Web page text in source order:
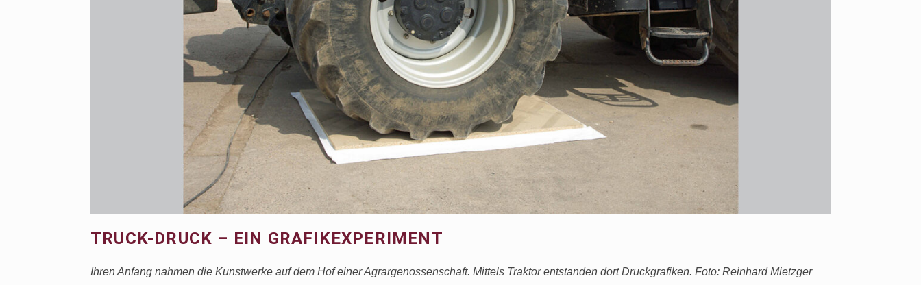
TRUCK-DRUCK – EIN GRAFIKEXPERIMENT
Ihren Anfang nahmen die Kunstwerke auf dem Hof einer Agrargenossenschaft. Mittels Traktor entstanden dort Druckgrafiken. Foto: Reinhard Mietzger